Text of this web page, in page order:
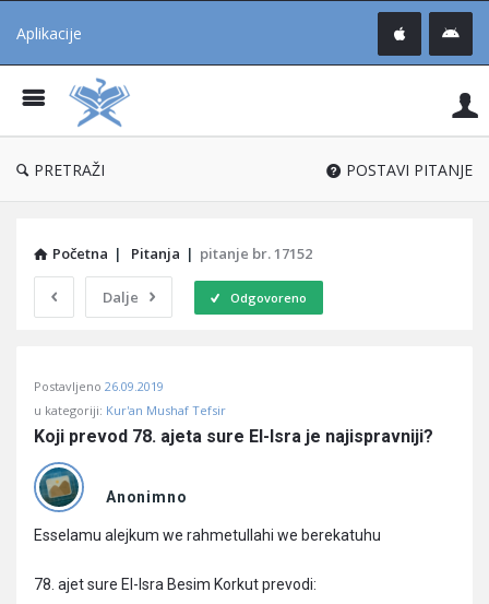
Aplikacije
®
PRETRAŽI POSTAVI PITANJE
Početna | Pitanja | pitanje br. 17152
Dalje Odgovoreno
Učene
Latest
Pitanja
Postavljeno 26.09.2019
u kategoriji: Kur'an Mushaf Tefsir
Koji prevod 78. ajeta sure El-Isra je najispravniji?
Anonimno
Esselamu alejkum we rahmetullahi we berekatuhu
78. ajet sure El-Isra Besim Korkut prevodi: